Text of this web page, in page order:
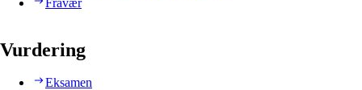
Vurdering
Eksamen